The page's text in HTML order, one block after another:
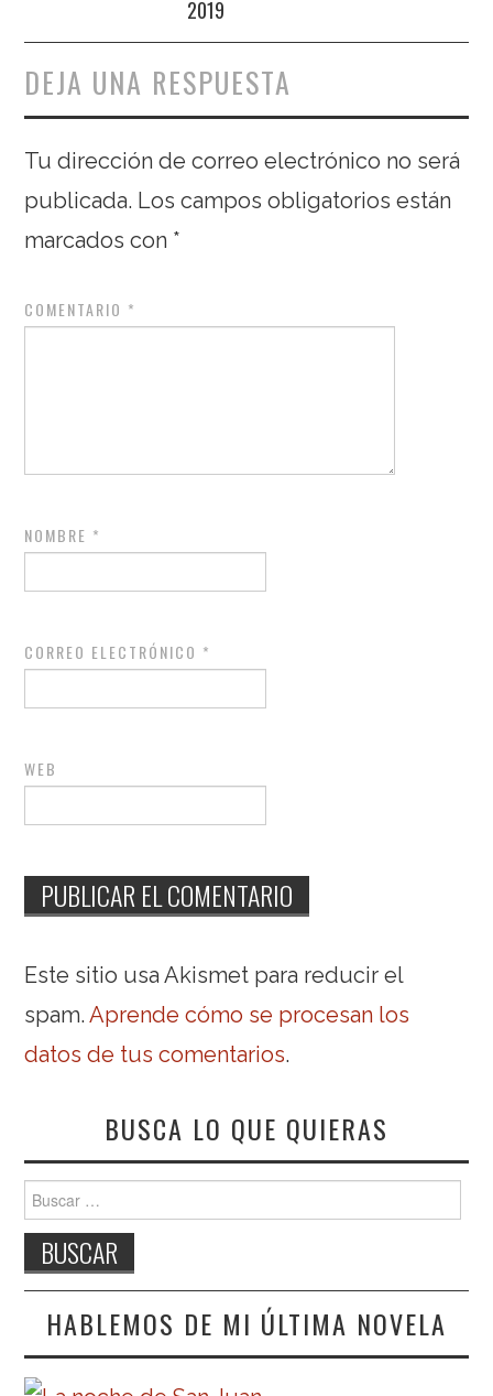
2019
DEJA UNA RESPUESTA
Tu dirección de correo electrónico no será
publicada. Los campos obligatorios están
marcados con *
COMENTARIO *
NOMBRE *
CORREO ELECTRÓNICO *
WEB
Este sitio usa Akismet para reducir el
spam.Aprende cómo se procesan los
datos de tus comentarios.
BUSCA LO QUE QUIERAS
Buscar:
HABLEMOS DE MI ÚLTIMA NOVELA